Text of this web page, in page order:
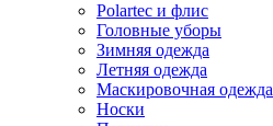
Polartec и флис
Головные уборы
Зимняя одежда
Летняя одежда
Маскировочная одежда
Носки